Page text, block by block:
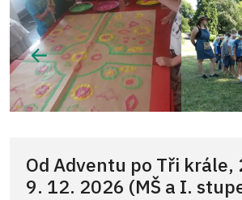
Od Adventu po Tři krále,
9. 12. 2026 (MŠ a I.